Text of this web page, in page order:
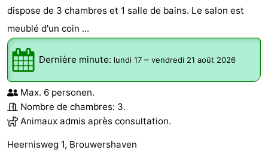
Middelburg
Météo
Contact
dispose de 3 chambres et 1 salle de bains. Le salon est
meublé d'un coin ...
Dernière minute: lundi 17 – vendredi 21 août 2026
Max. 6 personen.
Nombre de chambres: 3.
Animaux admis après consultation.
Heernisweg 1, Brouwershaven